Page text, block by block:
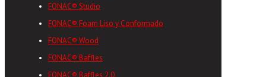
FONAC® Studio
FONAC® Foam Liso y Conformado
FONAC® Wood
FONAC® Baffles
FONAC® Baffles 2.0